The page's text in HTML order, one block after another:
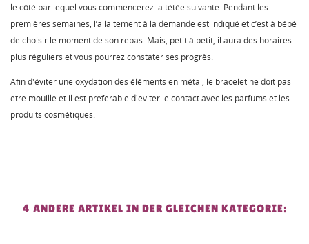
le côté par lequel vous commencerez la tétée suivante. Pendant les
premières semaines, l’allaitement à la demande est indiqué et c’est à bébé
de choisir le moment de son repas. Mais, petit à petit, il aura des horaires
plus réguliers et vous pourrez constater ses progrès.
Afin d'éviter une oxydation des éléments en métal, le bracelet ne doit pas
être mouillé et il est préférable d'éviter le contact avec les parfums et les
produits cosmétiques.
4 ANDERE ARTIKEL IN DER GLEICHEN KATEGORIE: